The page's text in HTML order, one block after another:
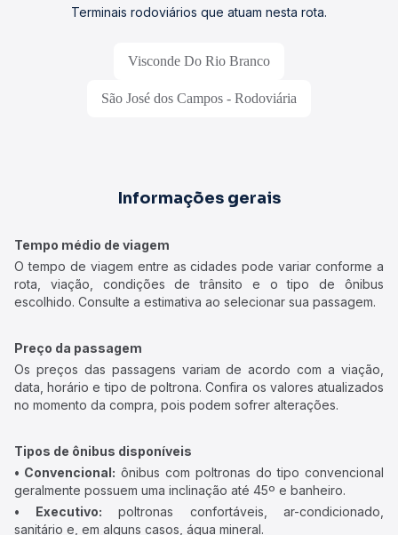
Terminais rodoviários que atuam nesta rota.
Visconde Do Rio Branco
São José dos Campos - Rodoviária
Informações gerais
Tempo médio de viagem
O tempo de viagem entre as cidades pode variar conforme a
rota, viação, condições de trânsito e o tipo de ônibus
escolhido. Consulte a estimativa ao selecionar sua passagem.
Preço da passagem
Os preços das passagens variam de acordo com a viação,
data, horário e tipo de poltrona. Confira os valores atualizados
no momento da compra, pois podem sofrer alterações.
Tipos de ônibus disponíveis
• Convencional: ônibus com poltronas do tipo convencional
geralmente possuem uma inclinação até 45º e banheiro.
• Executivo: poltronas confortáveis, ar-condicionado,
sanitário e, em alguns casos, água mineral.